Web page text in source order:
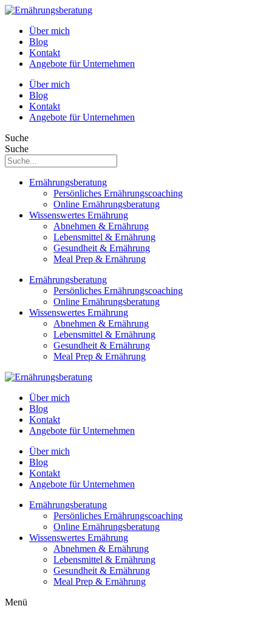
Über mich
Blog
Kontakt
Angebote für Unternehmen
Über mich
Blog
Kontakt
Angebote für Unternehmen
Suche
Suche
Ernährungsberatung
Persönliches Ernährungscoaching
Online Ernährungsberatung
Wissenswertes Ernährung
Abnehmen & Ernährung
Lebensmittel & Ernährung
Gesundheit & Ernährung
Meal Prep & Ernährung
Ernährungsberatung
Persönliches Ernährungscoaching
Online Ernährungsberatung
Wissenswertes Ernährung
Abnehmen & Ernährung
Lebensmittel & Ernährung
Gesundheit & Ernährung
Meal Prep & Ernährung
Über mich
Blog
Kontakt
Angebote für Unternehmen
Über mich
Blog
Kontakt
Angebote für Unternehmen
Ernährungsberatung
Persönliches Ernährungscoaching
Online Ernährungsberatung
Wissenswertes Ernährung
Abnehmen & Ernährung
Lebensmittel & Ernährung
Gesundheit & Ernährung
Meal Prep & Ernährung
Menü